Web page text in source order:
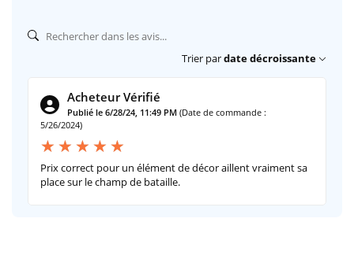
Trier pardate décroissante
Acheteur Vérifié
Publié le 6/28/24, 11:49 PM (Date de commande :
5/26/2024)
Prix correct pour un élément de décor aillent vraiment sa
place sur le champ de bataille.